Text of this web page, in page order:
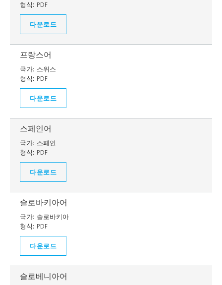
형식: PDF
다운로드
프랑스어
국가: 스위스
형식: PDF
다운로드
스페인어
국가: 스페인
형식: PDF
다운로드
슬로바키아어
국가: 슬로바키아
형식: PDF
다운로드
슬로베니아어